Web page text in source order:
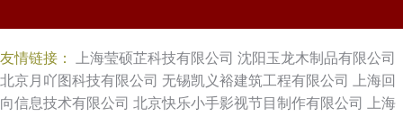
友情链接： 上海莹硕芷科技有限公司 沈阳玉龙木制品有限公司
北京月吖图科技有限公司 无锡凯义裕建筑工程有限公司
上海回
向信息技术有限公司 北京快乐小手影视节目制作有限公司
上海